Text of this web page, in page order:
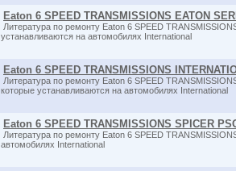
Eaton 6 SPEED TRANSMISSIONS EATON
Литература по ремонту Eaton 6 SPEED
устанавливаются на автомобилях International
Eaton 6 SPEED TRANSMISSIONS
Литература по ремонту Eaton 6 SPEED
которые устанавливаются на автомобилях International
Eaton 6 SPEED TRANSMISSIONS SPICER
Литература по ремонту Eaton 6 SPEED
автомобилях International